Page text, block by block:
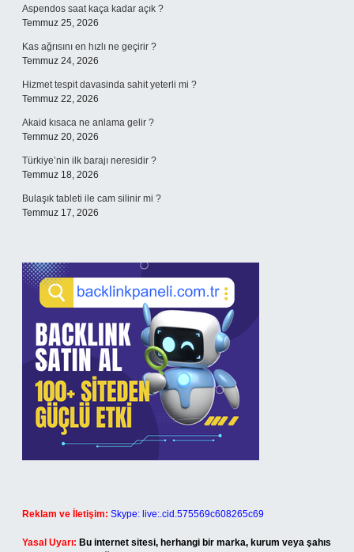
Aspendos saat kaça kadar açık ?
Temmuz 25, 2026
Kas ağrısını en hızlı ne geçirir ?
Temmuz 24, 2026
Hizmet tespit davasinda sahit yeterli mi ?
Temmuz 22, 2026
Akaid kısaca ne anlama gelir ?
Temmuz 20, 2026
Türkiye’nin ilk barajı neresidir ?
Temmuz 18, 2026
Bulaşık tableti ile cam silinir mi ?
Temmuz 17, 2026
Reklam ve İletişim: Skype: live:.cid.575569c608265c69
Yasal Uyarı: Bu internet sitesi, herhangi bir marka, kurum veya şahıs